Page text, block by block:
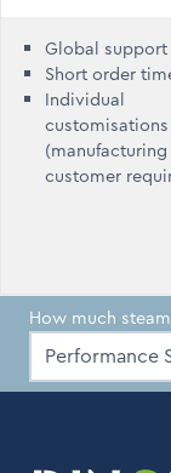
Global support
Short order
Individual
customisations
customer
How much